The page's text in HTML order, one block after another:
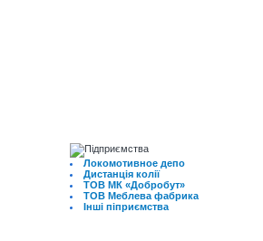
Локомотивное депо
Дистанція колії
ТОВ МК «Добробут»
ТОВ Меблева фабрика
Інші піприємства